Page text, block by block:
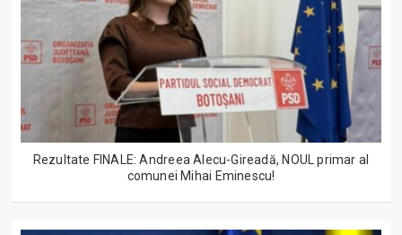
Rezultate FINALE: Andreea Alecu-Gireadă, NOUL primar al
comunei Mihai Eminescu!